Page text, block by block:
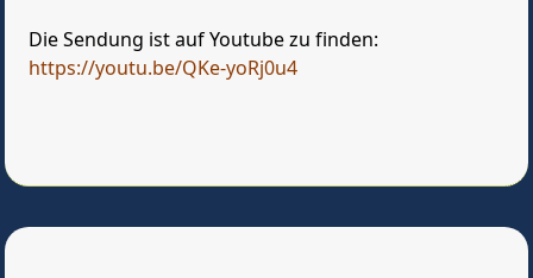
Die Sendung ist auf Youtube zu finden:
https://youtu.be/QKe-yoRj0u4